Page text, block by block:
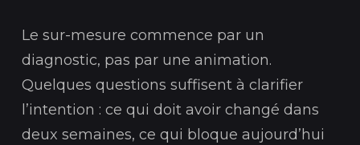
Le sur-mesure commence par un
diagnostic, pas par une animation.
Quelques questions suffisent à clarifier
l’intention : ce qui doit avoir changé dans
deux semaines, ce qui bloque aujourd’hui